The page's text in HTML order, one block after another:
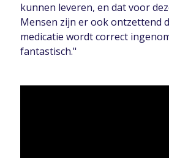
kunnen leveren, en dat voor
Mensen zijn er ook ontzettend
medicatie wordt correct
fantastisch."